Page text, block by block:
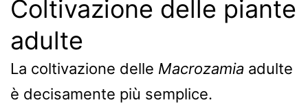
Coltivazione delle piante
adulte
La coltivazione delle Macrozamia adulte
è decisamente più semplice.